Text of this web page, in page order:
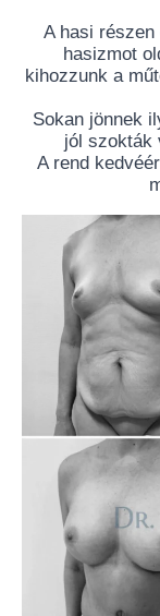
A hasi
hasizmot
kihozzunk a
Sokan jönnek
jól szokták
A rend